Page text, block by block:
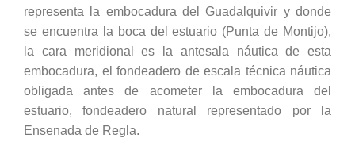
representa la embocadura del Guadalquivir y donde
se encuentra la boca del estuario (Punta de Montijo),
la cara meridional es la antesala náutica de esta
embocadura, el fondeadero de escala técnica náutica
obligada antes de acometer la embocadura del
estuario, fondeadero natural representado por la
Ensenada de Regla.